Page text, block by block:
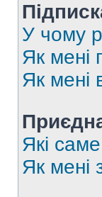
У чому
Як мені
Як мені
Які
Як мені